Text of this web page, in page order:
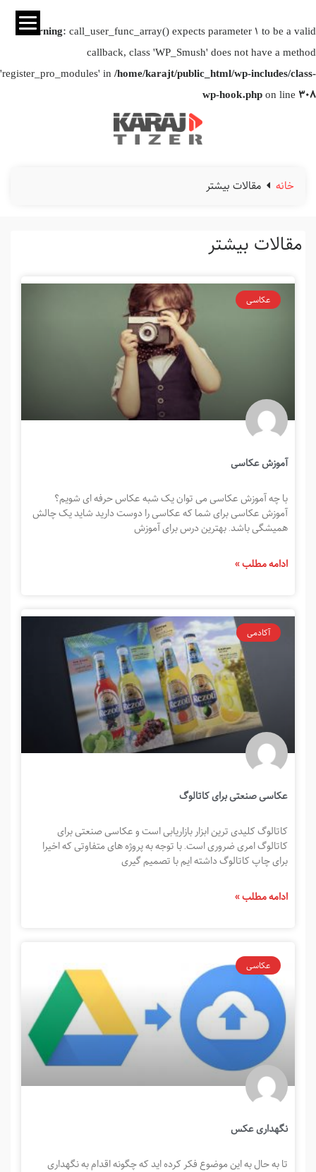
Warning: call_user_func_array() expects parameter 1 to be a valid
callback, class 'WP_Smush' does not have a method
'register_pro_modules' in/home/karajt/public_html/wp-includes/class-
wp-hook.phpon line 308
خانه مقالات بیشتر
مقالات بیشتر
عکاسی
آموزش عکاسی
با چه آموزش عکاسی می توان یک شبه عکاس حرفه ای شویم؟
آموزش عکاسی برای شما که عکاسی را دوست دارید شاید یک چالش
همیشگی باشد. بهترین درس برای آموزش
ادامه مطلب »
آکادمی
عکاسی صنعتی برای کاتالوگ
کاتالوگ کلیدی ترین ابزار بازاریابی است و عکاسی صنعتی برای
کاتالوگ امری ضروری است. با توجه به پروژه های متفاوتی که اخیرا
برای چاپ کاتالوگ داشته ایم با تصمیم گیری
ادامه مطلب »
عکاسی
نگهداری عکس
تا به حال به این موضوع فکر کرده اید که چگونه اقدام به نگهداری